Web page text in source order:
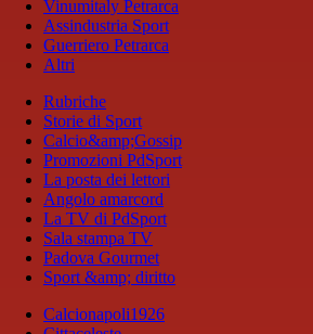
Vinumitaly Petrarca
Assindustria Sport
Guerriero Petrarca
Altri
Rubriche
Storie di Sport
Calcio&amp;Gossip
Promozioni PdSport
La posta dei lettori
Angolo amarcord
La TV di PdSport
Sala stampa TV
Padova Gourmet
Sport &amp; diritto
Calcionapoli1926